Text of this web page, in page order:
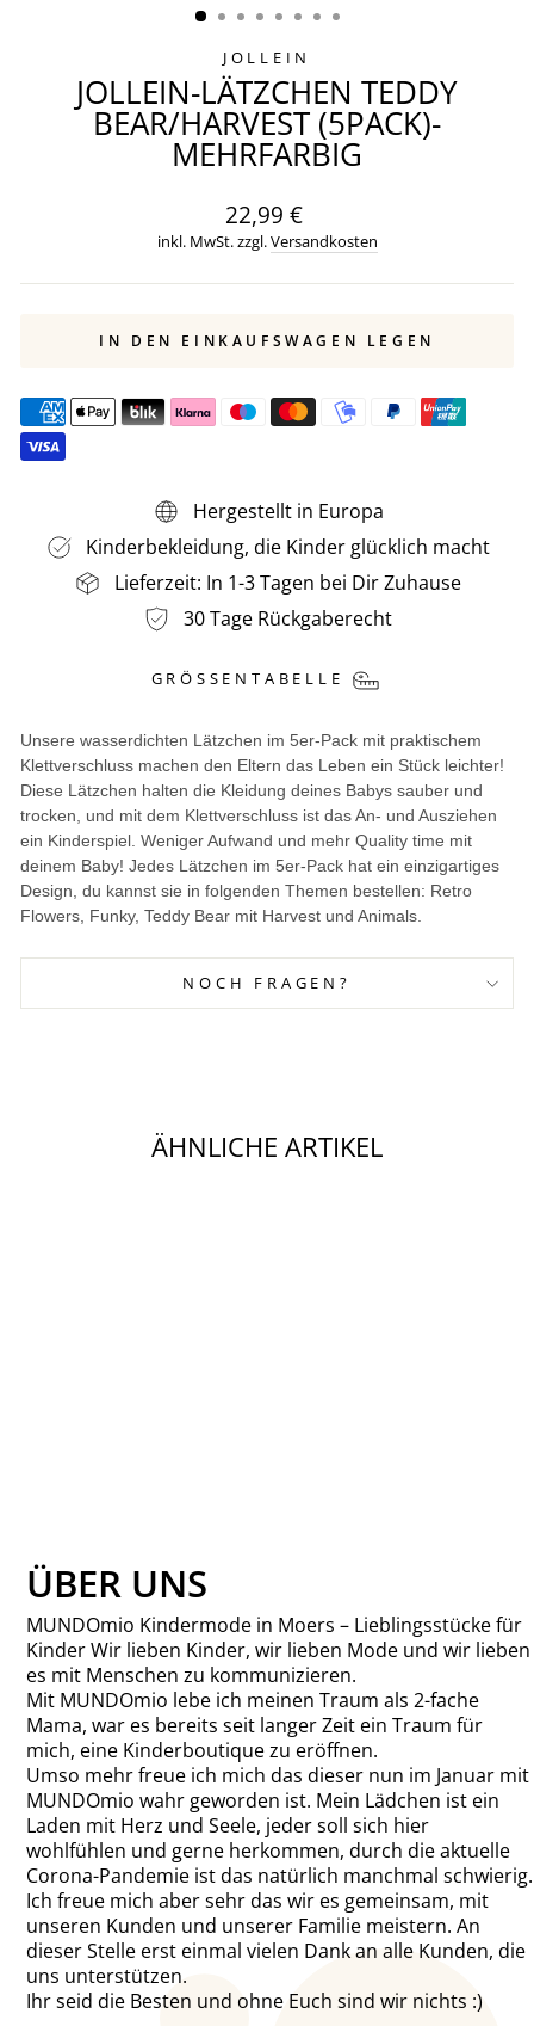
JOLLEIN
JOLLEIN-LÄTZCHEN TEDDY
BEAR/HARVEST (5PACK)-
MEHRFARBIG
Normaler
Preis
22,99 €
inkl. MwSt. zzgl.Versandkosten
IN DEN EINKAUFSWAGEN LEGEN
Hergestellt in Europa
Kinderbekleidung, die Kinder glücklich macht
Lieferzeit: In 1-3 Tagen bei Dir Zuhause
30 Tage Rückgaberecht
GRÖSSENTABELLE
Unsere wasserdichten Lätzchen im 5er-Pack mit praktischem
Klettverschluss machen den Eltern das Leben ein Stück leichter!
Diese Lätzchen halten die Kleidung deines Babys sauber und
trocken, und mit dem Klettverschluss ist das An- und Ausziehen
ein Kinderspiel. Weniger Aufwand und mehr Quality time mit
deinem Baby! Jedes Lätzchen im 5er-Pack hat ein einzigartiges
Design, du kannst sie in folgenden Themen bestellen: Retro
Flowers, Funky, Teddy Bear mit Harvest und Animals.
NOCH FRAGEN?
ÄHNLICHE ARTIKEL
ÜBER UNS
MUNDOmio Kindermode in Moers – Lieblingsstücke für
Kinder Wir lieben Kinder, wir lieben Mode und wir lieben
es mit Menschen zu kommunizieren.
Mit MUNDOmio lebe ich meinen Traum als 2-fache
Mama, war es bereits seit langer Zeit ein Traum für
mich, eine Kinderboutique zu eröffnen.
Umso mehr freue ich mich das dieser nun im Januar mit
MUNDOmio wahr geworden ist. Mein Lädchen ist ein
Laden mit Herz und Seele, jeder soll sich hier
wohlfühlen und gerne herkommen, durch die aktuelle
Corona-Pandemie ist das natürlich manchmal schwierig.
Ich freue mich aber sehr das wir es gemeinsam, mit
unseren Kunden und unserer Familie meistern. An
dieser Stelle erst einmal vielen Dank an alle Kunden, die
uns unterstützen.
Ihr seid die Besten und ohne Euch sind wir nichts :)